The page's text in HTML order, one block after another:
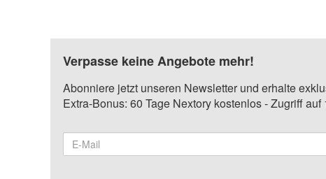
Verpasse keine Angebote mehr!
Abonniere jetzt unseren Newsletter und erhalte
Extra-Bonus: 60 Tage Nextory kostenlos - Zugriff